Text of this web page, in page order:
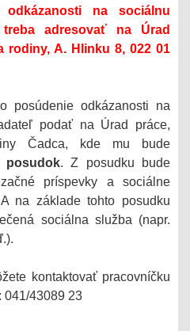
na sociálnu
adresovať na Úrad
rodiny, A. Hlinku 8, 022 01
posúdenie odkázanosti na
podať na Úrad práce,
Čadca, kde mu bude
posudok. Z posudku bude
príspevky a sociálne
na základe tohto posudku
sociálna služba (napr.
kontaktovať pracovníčku
041/43089 23